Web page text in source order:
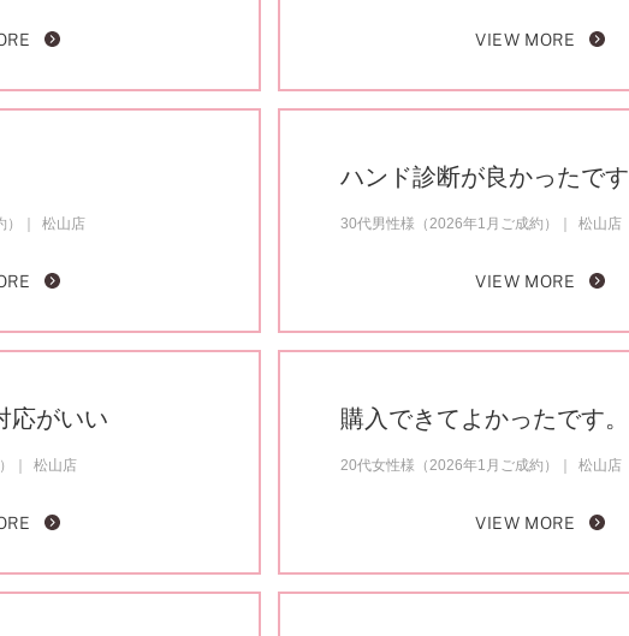
VIEW MORE
松山店
ハンド診断が良かったです
30代男性様（2026年1月ご成約） 松山店
VIEW MORE
応がいい
松山店
購入できてよかったです。
20代女性様（2026年1月ご成約） 松山店
VIEW MORE